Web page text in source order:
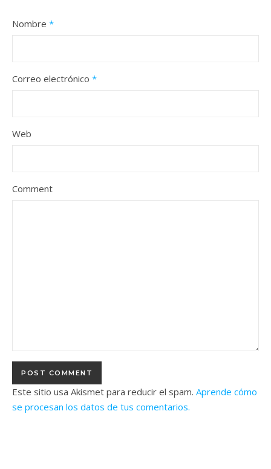
Nombre *
Correo electrónico *
Web
Comment
Este sitio usa Akismet para reducir el spam. Aprende cómo
se procesan los datos de tus comentarios.